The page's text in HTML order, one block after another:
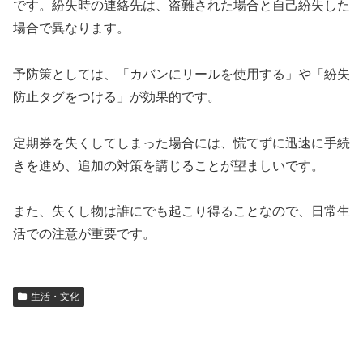
です。紛失時の連絡先は、盗難された場合と自己紛失した
場合で異なります。
予防策としては、「カバンにリールを使用する」や「紛失
防止タグをつける」が効果的です。
定期券を失くしてしまった場合には、慌てずに迅速に手続
きを進め、追加の対策を講じることが望ましいです。
また、失くし物は誰にでも起こり得ることなので、日常生
活での注意が重要です。
生活・文化